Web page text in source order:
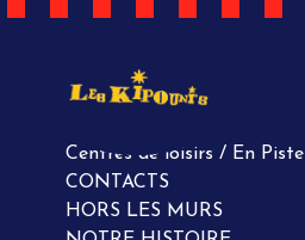
ACTUALITÉS
AGENDA
Centres de loisirs / En Piste
CONTACTS
HORS LES MURS